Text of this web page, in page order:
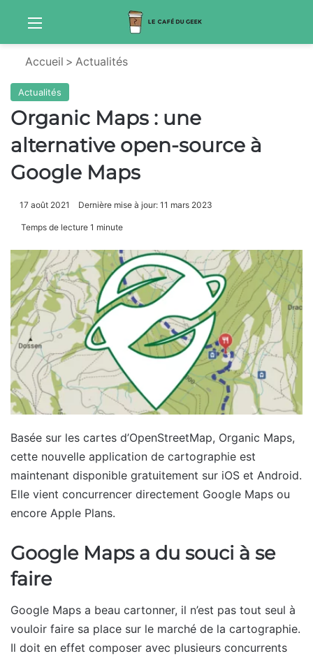
Menu
Accueil > Actualités
Actualités
Organic Maps : une
alternative open-source à
Google Maps
17 août 2021 Dernière mise à jour: 11 mars 2023
Temps de lecture 1 minute
Basée sur les cartes d’OpenStreetMap, Organic Maps,
cette nouvelle application de cartographie est
maintenant disponible gratuitement sur iOS et Android.
Elle vient concurrencer directement Google Maps ou
encore Apple Plans.
Google Maps a du souci à se
faire
Google Maps a beau cartonner, il n’est pas tout seul à
vouloir faire sa place sur le marché de la cartographie.
Il doit en effet composer avec plusieurs concurrents